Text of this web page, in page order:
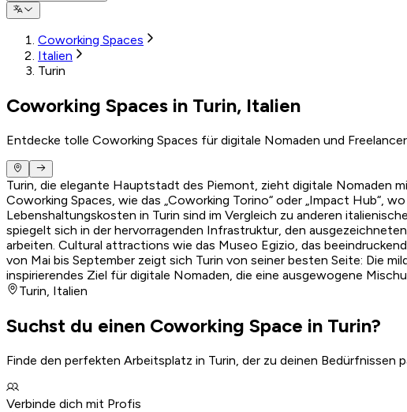
Coworking Spaces
Italien
Turin
Coworking Spaces in Turin, Italien
Entdecke tolle Coworking Spaces für digitale Nomaden und Freelancer
Turin, die elegante Hauptstadt des Piemont, zieht digitale Nomaden
Coworking Spaces, wie das „Coworking Torino“ oder „Impact Hub“,
Lebenshaltungskosten in Turin sind im Vergleich zu anderen
spiegelt sich in der hervorragenden Infrastruktur, den
arbeiten. Cultural attractions wie das Museo Egizio, das
von Mai bis September zeigt sich Turin von seiner besten Seite: Die
inspirierendes Ziel für digitale Nomaden, die eine ausgewogene
Turin, Italien
Suchst du einen Coworking Space in Turin?
Finde den perfekten Arbeitsplatz in Turin, der zu deinen
Verbinde dich mit Profis